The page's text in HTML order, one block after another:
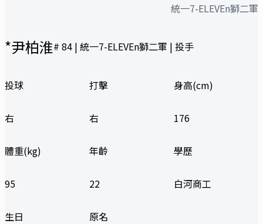
*尹柏淮# 84 | 統一7-ELEVEn獅二軍 | 投手
投球
右
打擊
右
身高(cm)
176
體重(kg)
95
年齡
22
學歷
白河商工
生日 原名
統一7-ELEVEn獅二軍